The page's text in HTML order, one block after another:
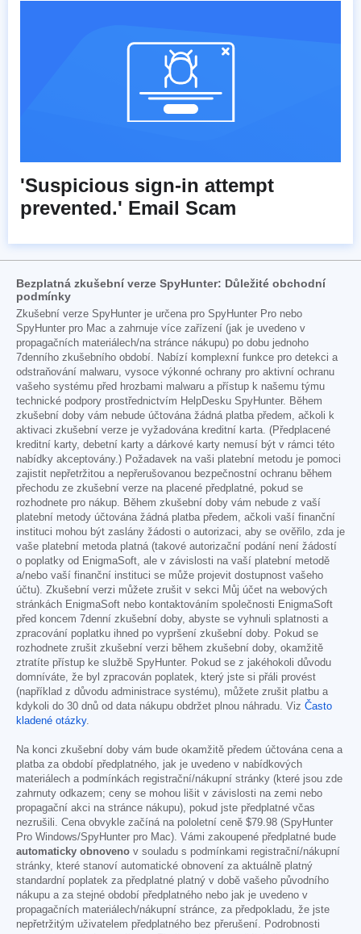
'Suspicious sign-in attempt
prevented.' Email Scam
Bezplatná zkušební verze SpyHunter: Důležité obchodní
podmínky
Zkušební verze SpyHunter je určena pro SpyHunter Pro nebo
SpyHunter pro Mac a zahrnuje více zařízení (jak je uvedeno v
propagačních materiálech/na stránce nákupu) po dobu jednoho
7denního zkušebního období. Nabízí komplexní funkce pro detekci a
odstraňování malwaru, vysoce výkonné ochrany pro aktivní ochranu
vašeho systému před hrozbami malwaru a přístup k našemu týmu
technické podpory prostřednictvím HelpDesku SpyHunter. Během
zkušební doby vám nebude účtována žádná platba předem, ačkoli k
aktivaci zkušební verze je vyžadována kreditní karta. (Předplacené
kreditní karty, debetní karty a dárkové karty nemusí být v rámci této
nabídky akceptovány.) Požadavek na vaši platební metodu je pomoci
zajistit nepřetržitou a nepřerušovanou bezpečnostní ochranu během
přechodu ze zkušební verze na placené předplatné, pokud se
rozhodnete pro nákup. Během zkušební doby vám nebude z vaší
platební metody účtována žádná platba předem, ačkoli vaší finanční
instituci mohou být zaslány žádosti o autorizaci, aby se ověřilo, zda je
vaše platební metoda platná (takové autorizační podání není žádostí
o poplatky od EnigmaSoft, ale v závislosti na vaší platební metodě
a/nebo vaší finanční instituci se může projevit dostupnost vašeho
účtu). Zkušební verzi můžete zrušit v sekci Můj účet na webových
stránkách EnigmaSoft nebo kontaktováním společnosti EnigmaSoft
před koncem 7denní zkušební doby, abyste se vyhnuli splatnosti a
zpracování poplatku ihned po vypršení zkušební doby. Pokud se
rozhodnete zrušit zkušební verzi během zkušební doby, okamžitě
ztratíte přístup ke službě SpyHunter. Pokud se z jakéhokoli důvodu
domníváte, že byl zpracován poplatek, který jste si přáli provést
(například z důvodu administrace systému), můžete zrušit platbu a
kdykoli do 30 dnů od data nákupu obdržet plnou náhradu. Viz Často
kladené otázky.
Na konci zkušební doby vám bude okamžitě předem účtována cena a
platba za období předplatného, jak je uvedeno v nabídkových
materiálech a podmínkách registrační/nákupní stránky (které jsou zde
zahrnuty odkazem; ceny se mohou lišit v závislosti na zemi nebo
propagační akci na stránce nákupu), pokud jste předplatné včas
nezrušili. Cena obvykle začíná na pololetní ceně $79.98 (SpyHunter
Pro Windows/SpyHunter pro Mac). Vámi zakoupené předplatné bude
automaticky obnoveno v souladu s podmínkami registrační/nákupní
stránky, které stanoví automatické obnovení za aktuálně platný
standardní poplatek za předplatné platný v době vašeho původního
nákupu a za stejné období předplatného nebo jak je uvedeno v
propagačních materiálech/nákupní stránce, za předpokladu, že jste
nepřetržitým uživatelem předplatného bez přerušení. Podrobnosti